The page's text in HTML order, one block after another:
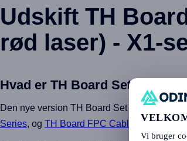
Udskift TH
rød laser) - X1-
Hvad er TH Board Set V9?
Den nye version TH Board Set V9 til X1 og
Series, og TH Board FPC Cable V9 - X1
Vi bruger